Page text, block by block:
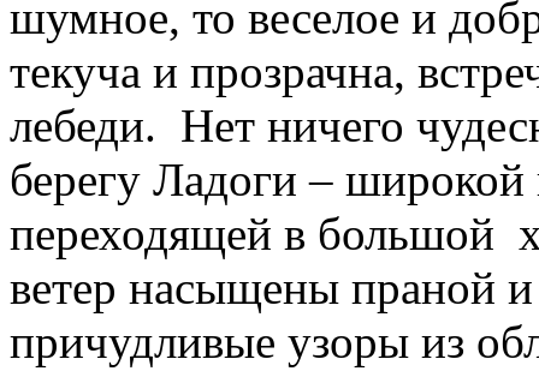
шумное, то веселое и
текуча и прозрачна,
лебеди. Нет ничего
берегу Ладоги – широкой
переходящей в большой
ветер насыщены праной
причудливые узоры из